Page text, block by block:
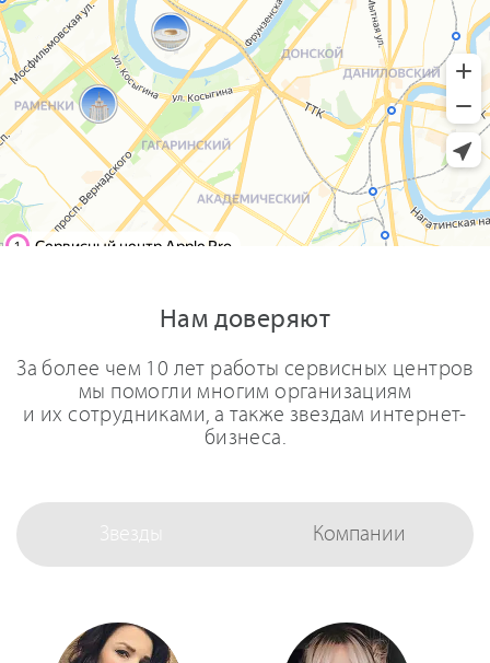
Нам доверяют
За более чем 10 лет работы сервисных центров
мы помогли многим организациям
и их сотрудниками, а также звездам интернет-
бизнеса.
Звезды Компании